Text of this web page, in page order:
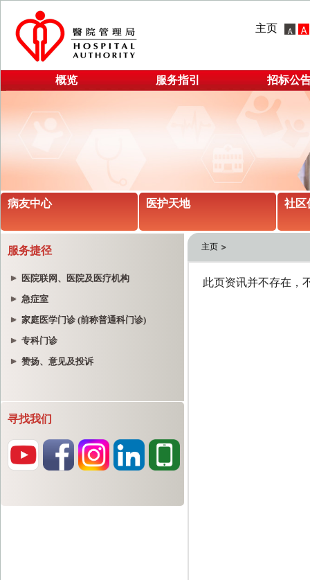
主页
概览 服务指引 招标公
病友中心 医护天地 社区
服务捷径
医院联网、医院及医疗机构
急症室
家庭医学门诊 (前称普通科门诊)
专科门诊
赞扬、意见及投诉
寻找我们
主页